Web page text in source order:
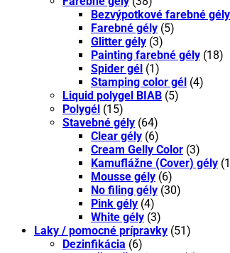
Bezvýpotkové farebné gély
Farebné gély (5)
Glitter gély (3)
Painting farebné gély (18)
Spider gél (1)
Stamping color gél (4)
Liquid polygel BIAB (5)
Polygél (15)
Stavebné gély (64)
Clear gély (6)
Cream Gelly Color (3)
Kamuflážne (Cover) gély
Mousse gély (6)
No filing gély (30)
Pink gély (4)
White gély (3)
Laky / pomocné prípravky (51)
Dezinfikácia (6)